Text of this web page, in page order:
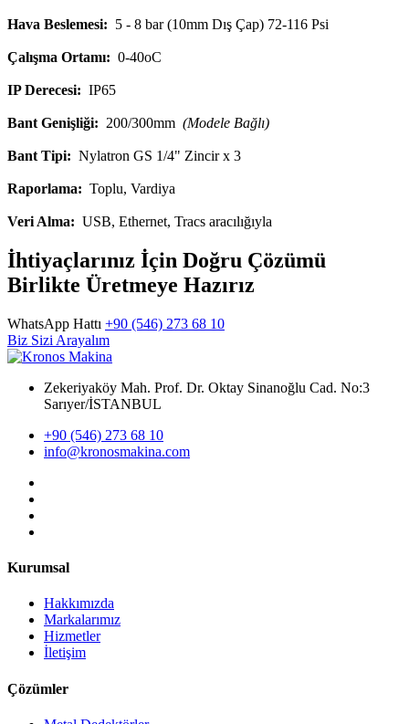
Hava Beslemesi: 5 - 8 bar (10mm Dış Çap) 72-116 Psi
Çalışma Ortamı: 0-40oC
IP Derecesi: IP65
Bant Genişliği: 200/300mm (Modele Bağlı)
Bant Tipi: Nylatron GS 1/4" Zincir x 3
Raporlama: Toplu, Vardiya
Veri Alma: USB, Ethernet, Tracs aracılığıyla
İhtiyaçlarınız İçin Doğru Çözümü
Birlikte Üretmeye Hazırız
WhatsApp Hattı +90 (546) 273 68 10
Biz Sizi Arayalım
Zekeriyaköy Mah. Prof. Dr. Oktay Sinanoğlu Cad. No:3
Sarıyer/İSTANBUL
+90 (546) 273 68 10
info@kronosmakina.com
Kurumsal
Hakkımızda
Markalarımız
Hizmetler
İletişim
Çözümler